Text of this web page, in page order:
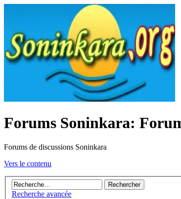
Forums Soninkara:
Forums de discussions Soninkara
Vers le contenu
Recherche avancée